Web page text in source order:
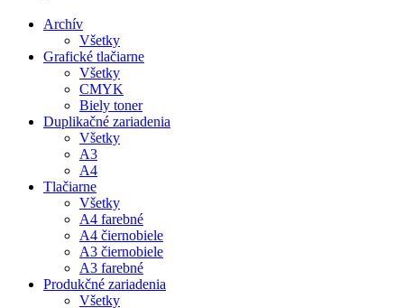
Archív
Všetky
Grafické tlačiarne
Všetky
CMYK
Biely toner
Duplikačné zariadenia
Všetky
A3
A4
Tlačiarne
Všetky
A4 farebné
A4 čiernobiele
A3 čiernobiele
A3 farebné
Produkčné zariadenia
Všetky